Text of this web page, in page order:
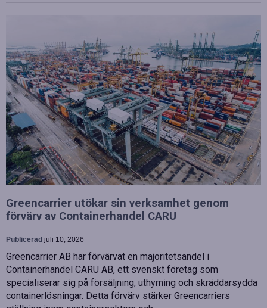
Greencarrier utökar sin verksamhet genom
förvärv av Containerhandel CARU
Publicerad juli 10, 2026
Greencarrier AB har förvärvat en majoritetsandel i
Containerhandel CARU AB, ett svenskt företag som
specialiserar sig på försäljning, uthyrning och skräddarsydda
containerlösningar. Detta förvärv stärker Greencarriers